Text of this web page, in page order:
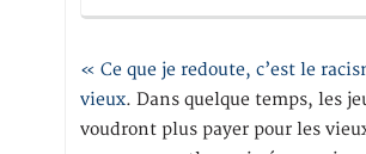
« Ce que je redoute, c’est le
vieux. Dans quelque temps, les
voudront plus payer pour les